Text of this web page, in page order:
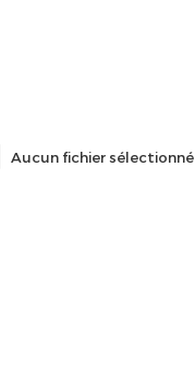
Aucun fichier sélectionné